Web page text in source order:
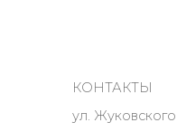
КОНТАКТЫ
ул.